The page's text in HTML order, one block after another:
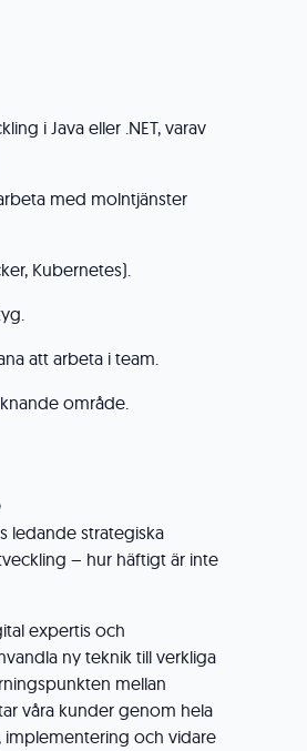
i Java eller .NET, varav
med molntjänster
Kubernetes).
att arbeta i team.
område.
ledande strategiska
– hur häftigt är inte
expertis och
ny teknik till verkliga
mellan
våra kunder genom hela
implementering och vidare